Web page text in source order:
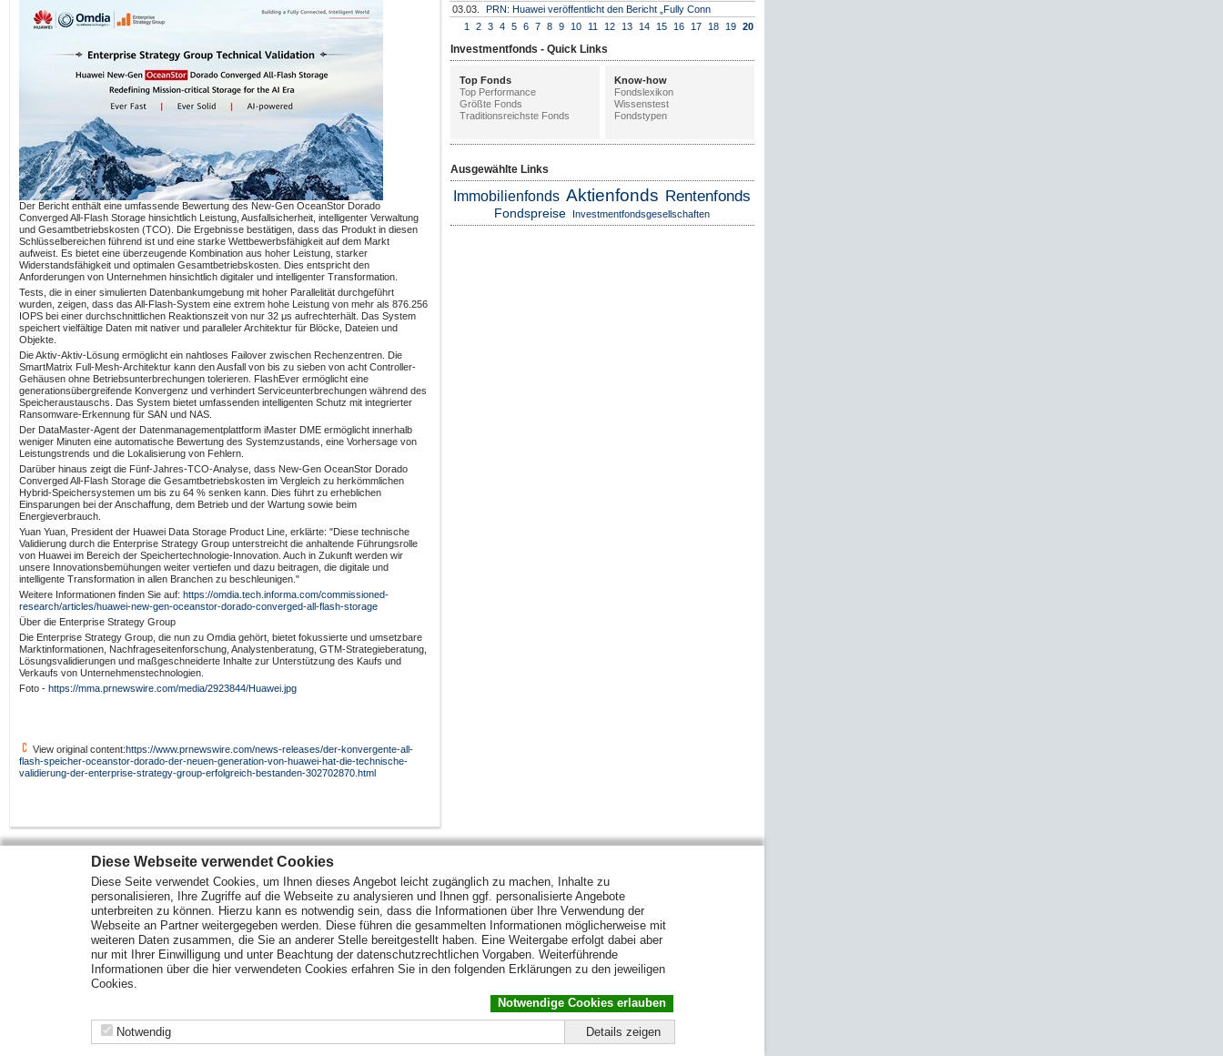
Diese Webseite verwendet Cookies
Diese Seite verwendet Cookies, um Ihnen dieses Angebot leicht zugänglich zu machen, Inhalte zu
personalisieren, Ihre Zugriffe auf die Webseite zu analysieren und Ihnen ggf. personalisierte Angebote
unterbreiten zu können. Hierzu kann es notwendig sein, dass die Informationen über Ihre Verwendung der
Webseite an Partner weitergegeben werden. Diese führen die gesammelten Informationen möglicherweise mit
weiteren Daten zusammen, die Sie an anderer Stelle bereitgestellt haben. Eine Weitergabe erfolgt dabei aber
nur mit Ihrer Einwilligung und unter Beachtung der datenschutzrechtlichen Vorgaben. Weiterführende
Informationen über die hier verwendeten Cookies erfahren Sie in den folgenden Erklärungen zu den jeweiligen
Cookies.
Notwendige Cookies erlauben
Notwendig Details zeigen
Der Bericht enthält eine umfassende Bewertung des New-Gen OceanStor Dorado
Converged All-Flash Storage hinsichtlich Leistung, Ausfallsicherheit, intelligenter Verwaltung
und Gesamtbetriebskosten (TCO). Die Ergebnisse bestätigen, dass das Produkt in diesen
Schlüsselbereichen führend ist und eine starke Wettbewerbsfähigkeit auf dem Markt
aufweist. Es bietet eine überzeugende Kombination aus hoher Leistung, starker
Widerstandsfähigkeit und optimalen Gesamtbetriebskosten. Dies entspricht den
Anforderungen von Unternehmen hinsichtlich digitaler und intelligenter Transformation.
Tests, die in einer simulierten Datenbankumgebung mit hoher Parallelität durchgeführt
wurden, zeigen, dass das All-Flash-System eine extrem hohe Leistung von mehr als 876.256
IOPS bei einer durchschnittlichen Reaktionszeit von nur 32 μs aufrechterhält. Das System
speichert vielfältige Daten mit nativer und paralleler Architektur für Blöcke, Dateien und
Objekte.
Die Aktiv-Aktiv-Lösung ermöglicht ein nahtloses Failover zwischen Rechenzentren. Die
SmartMatrix Full-Mesh-Architektur kann den Ausfall von bis zu sieben von acht Controller-
Gehäusen ohne Betriebsunterbrechungen tolerieren. FlashEver ermöglicht eine
generationsübergreifende Konvergenz und verhindert Serviceunterbrechungen während des
Speicheraustauschs. Das System bietet umfassenden intelligenten Schutz mit integrierter
Ransomware-Erkennung für SAN und NAS.
Der DataMaster-Agent der Datenmanagementplattform iMaster DME ermöglicht innerhalb
weniger Minuten eine automatische Bewertung des Systemzustands, eine Vorhersage von
Leistungstrends und die Lokalisierung von Fehlern.
Darüber hinaus zeigt die Fünf-Jahres-TCO-Analyse, dass New-Gen OceanStor Dorado
Converged All-Flash Storage die Gesamtbetriebskosten im Vergleich zu herkömmlichen
Hybrid-Speichersystemen um bis zu 64 % senken kann. Dies führt zu erheblichen
Einsparungen bei der Anschaffung, dem Betrieb und der Wartung sowie beim
Energieverbrauch.
Yuan Yuan, President der Huawei Data Storage Product Line, erklärte: "Diese technische
Validierung durch die Enterprise Strategy Group unterstreicht die anhaltende Führungsrolle
von Huawei im Bereich der Speichertechnologie-Innovation. Auch in Zukunft werden wir
unsere Innovationsbemühungen weiter vertiefen und dazu beitragen, die digitale und
intelligente Transformation in allen Branchen zu beschleunigen."
Weitere Informationen finden Sie auf: https://omdia.tech.informa.com/commissioned-
research/articles/huawei-new-gen-oceanstor-dorado-converged-all-flash-storage
Über die Enterprise Strategy Group
Die Enterprise Strategy Group, die nun zu Omdia gehört, bietet fokussierte und umsetzbare
Marktinformationen, Nachfrageseitenforschung, Analystenberatung, GTM-Strategieberatung,
Lösungsvalidierungen und maßgeschneiderte Inhalte zur Unterstützung des Kaufs und
Verkaufs von Unternehmenstechnologien.
Foto - https://mma.prnewswire.com/media/2923844/Huawei.jpg
View original content:https://www.prnewswire.com/news-releases/der-konvergente-all-
flash-speicher-oceanstor-dorado-der-neuen-generation-von-huawei-hat-die-technische-
validierung-der-enterprise-strategy-group-erfolgreich-bestanden-302702870.html
03.03.
PRN: Huawei veröffentlicht den Bericht „Fully Conn
1
2 3 4 5 6 7 8 9 10 11 12 13 14 15 16 17 18 19 20
Investmentfonds - Quick Links
Top Fonds
Top Performance
Größte Fonds
Traditionsreichste Fonds
Know-how
Fondslexikon
Wissenstest
Fondstypen
Ausgewählte Links
Immobilienfonds Aktienfonds Rentenfonds
Fondspreise Investmentfondsgesellschaften
Mehr Marktdaten und Kurse finden Sie auf www.finanztreff.de
Wirtschaft
ETF Fonds
Anleihen
Optionsscheine
Rohstoffe
Nutzungshinweise|Datenschutz